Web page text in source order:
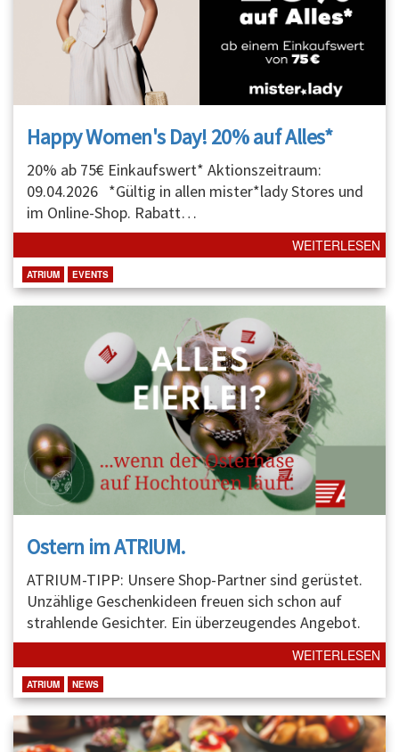
Happy Women's Day! 20% auf Alles*
20% ab 75€ Einkaufswert* Aktionszeitraum:
09.04.2026 *Gültig in allen mister*lady Stores und
im Online-Shop. Rabatt…
WEITERLESEN
ATRIUM EVENTS
Ostern im ATRIUM.
ATRIUM-TIPP: Unsere Shop-Partner sind gerüstet.
Unzählige Geschenkideen freuen sich schon auf
strahlende Gesichter. Ein überzeugendes Angebot.
WEITERLESEN
ATRIUM NEWS